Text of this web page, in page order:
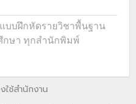
บบฝึกหัดรายวิชาพื้นฐาน
กษา ทุกสำนักพิมพ์
ใช้สำนักงาน